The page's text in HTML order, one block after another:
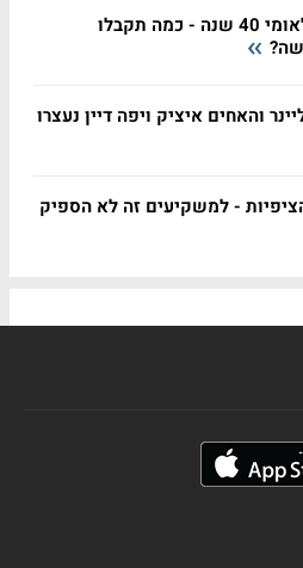
שילמתם לביטוח הלאומי 40 שנה - כמה תקבלו
והאחים איציק ויפה דיין נעצרו
- למשקיעים זה לא הספיק